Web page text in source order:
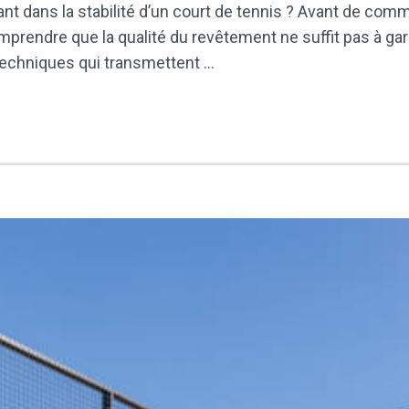
dans la stabilité d’un court de tennis ? Avant de
que la qualité du revêtement ne suffit pas à
qui transmettent …